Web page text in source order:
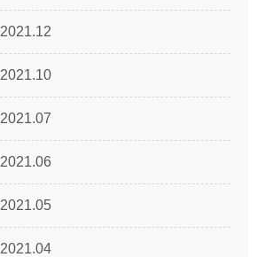
2021.12
2021.10
2021.07
2021.06
2021.05
2021.04